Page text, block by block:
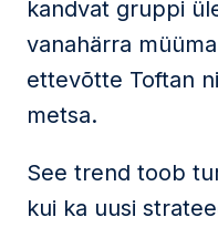
kandvat gruppi
vanahärra
ettevõtte Toftan
metsa.
See trend toob
kui ka uusi